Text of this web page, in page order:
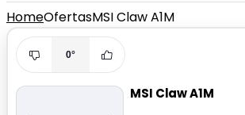
HomeOfertasMSI Claw A1M
0°
MSI Claw A1M